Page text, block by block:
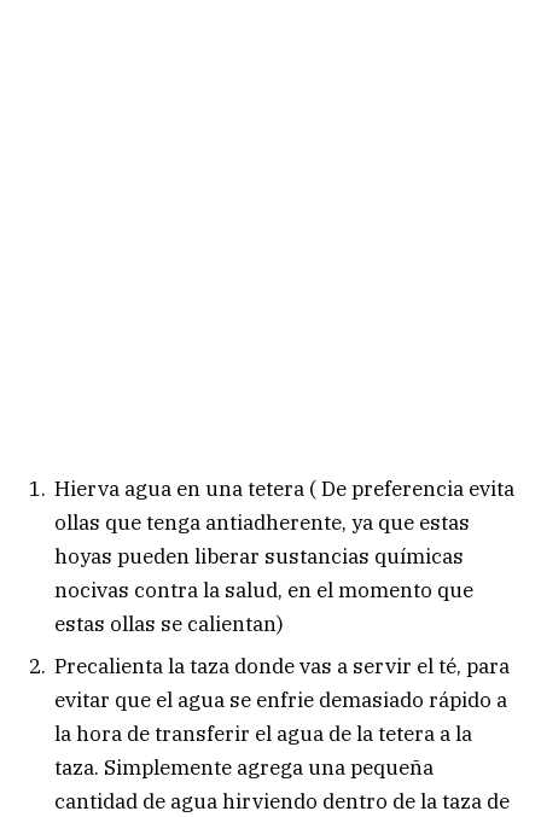
Hierva agua en una tetera ( De preferencia evita
ollas que tenga antiadherente, ya que estas
hoyas pueden liberar sustancias químicas
nocivas contra la salud, en el momento que
estas ollas se calientan)
Precalienta la taza donde vas a servir el té, para
evitar que el agua se enfrie demasiado rápido a
la hora de transferir el agua de la tetera a la
taza. Simplemente agrega una pequeña
cantidad de agua hirviendo dentro de la taza de